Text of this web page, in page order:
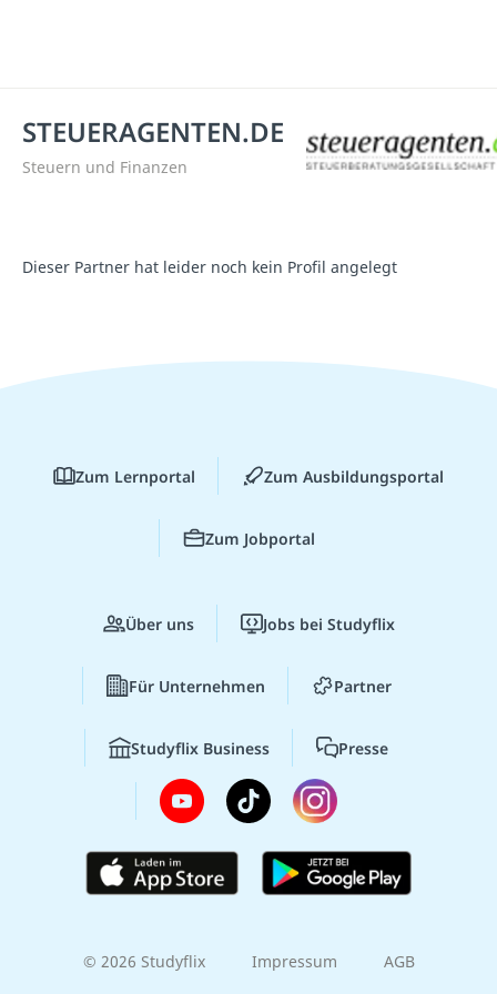
STEUERAGENTEN.DE
Steuern und Finanzen
Dieser Partner hat leider noch kein Profil angelegt
Zum Lernportal Zum Ausbildungsportal
Zum Jobportal
Über uns Jobs bei Studyflix
Für Unternehmen Partner
Studyflix Business Presse
© 2026 Studyflix Impressum AGB